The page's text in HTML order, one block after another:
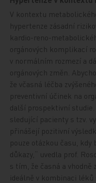
V kontextu
hypertenze zásadní
kardio-reno-
orgánových komplikací
v normálním rozmezí a
orgánových změn.
že včasná léčba
preventivní účinek na
další prospektivní
sledující pacienty s tzv.
přinášejí pozitivní
pouze otázkou času,
důkazy,“ uvedla prof.
s tím, že časná a
ideálně v kombinaci